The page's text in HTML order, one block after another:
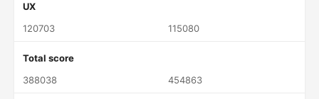
UX
120703
115080
Total score
388038
454863